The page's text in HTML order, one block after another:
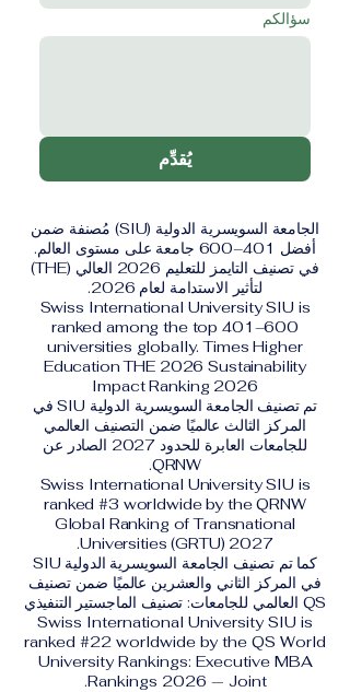
سؤالكم
يُقدِّم
الجامعة السويسرية الدولية (SIU) مُصنفة ضمن
أفضل 401–600 جامعة على مستوى العالم.
في تصنيف التايمز للتعليم 2026 العالي (THE)
لتأثير الاستدامة لعام 2026.
Swiss International University SIU is
ranked among the top 401–600
universities globally. Times Higher
Education THE 2026 Sustainability
Impact Ranking 2026
تم تصنيف الجامعة السويسرية الدولية SIU في
المركز الثالث عالميًا ضمن التصنيف العالمي
للجامعات العابرة للحدود 2027 الصادر عن
QRNW.
Swiss International University SIU is
ranked #3 worldwide by the QRNW
Global Ranking of Transnational
Universities (GRTU) 2027.
كما تم تصنيف الجامعة السويسرية الدولية SIU
في المركز الثاني والعشرين عالميًا ضمن تصنيف
QS العالمي للجامعات: تصنيف الماجستير التنفيذي
Swiss International University SIU is
ranked #22 worldwide by the QS World
University Rankings: Executive MBA
Rankings 2026 — Joint.